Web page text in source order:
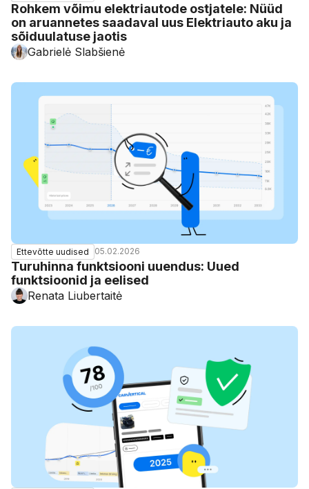
Rohkem võimu elektriautode ostjatele: Nüüd
on aruannetes saadaval uus Elektriauto aku ja
sõiduulatuse jaotis
Gabrielė Slabšienė
Ettevõtte uudised 05.02.2026
Turuhinna funktsiooni uuendus: Uued
funktsioonid ja eelised
Renata Liubertaitė